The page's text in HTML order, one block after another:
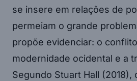
se insere em relações de
permeiam o grande
propõe evidenciar: o
modernidade ocidental e a
Segundo Stuart Hall (2018),